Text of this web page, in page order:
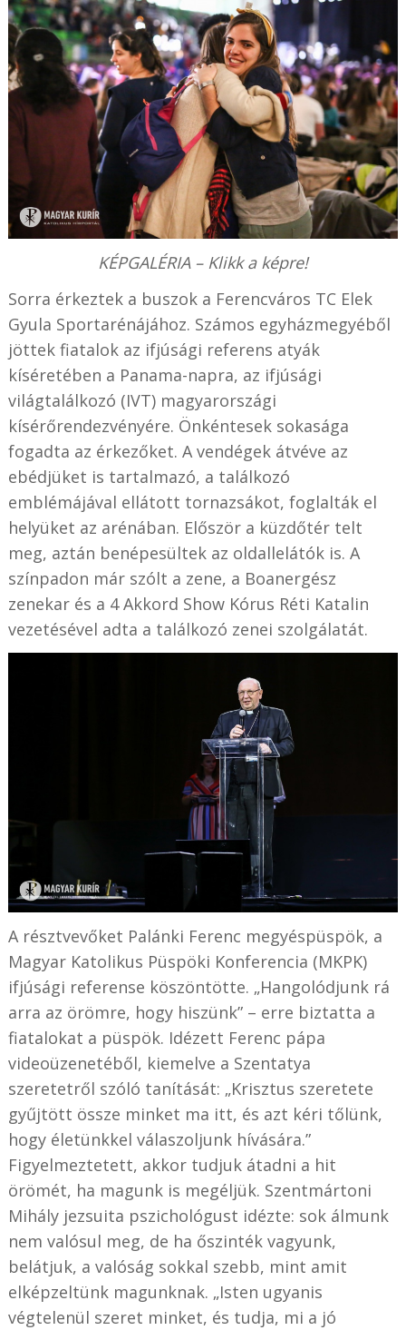
KÉPGALÉRIA – Klikk a képre!
Sorra érkeztek a buszok a Ferencváros TC Elek
Gyula Sportarénájához. Számos egyházmegyéből
jöttek fiatalok az ifjúsági referens atyák
kíséretében a Panama-napra, az ifjúsági
világtalálkozó (IVT) magyarországi
kísérőrendezvényére. Önkéntesek sokasága
fogadta az érkezőket. A vendégek átvéve az
ebédjüket is tartalmazó, a találkozó
emblémájával ellátott tornazsákot, foglalták el
helyüket az arénában. Először a küzdőtér telt
meg, aztán benépesültek az oldallelátók is. A
színpadon már szólt a zene, a Boanergész
zenekar és a 4 Akkord Show Kórus Réti Katalin
vezetésével adta a találkozó zenei szolgálatát.
A résztvevőket Palánki Ferenc megyéspüspök, a
Magyar Katolikus Püspöki Konferencia (MKPK)
ifjúsági referense köszöntötte. „Hangolódjunk rá
arra az örömre, hogy hiszünk” – erre biztatta a
fiatalokat a püspök. Idézett Ferenc pápa
videoüzenetéből, kiemelve a Szentatya
szeretetről szóló tanítását: „Krisztus szeretete
gyűjtött össze minket ma itt, és azt kéri tőlünk,
hogy életünkkel válaszoljunk hívására.”
Figyelmeztetett, akkor tudjuk átadni a hit
örömét, ha magunk is megéljük. Szentmártoni
Mihály jezsuita pszichológust idézte: sok álmunk
nem valósul meg, de ha őszinték vagyunk,
belátjuk, a valóság sokkal szebb, mint amit
elképzeltünk magunknak. „Isten ugyanis
végtelenül szeret minket, és tudja, mi a jó